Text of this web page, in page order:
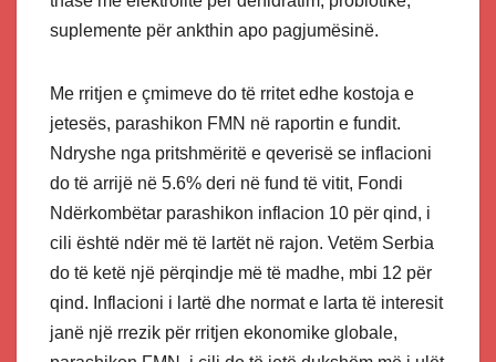
suplemente për ankthin apo pagjumësinë.
Me rritjen e çmimeve do të rritet edhe kostoja e
jetesës, parashikon FMN në raportin e fundit.
Ndryshe nga pritshmëritë e qeverisë se inflacioni
do të arrijë në 5.6% deri në fund të vitit, Fondi
Ndërkombëtar parashikon inflacion 10 për qind, i
cili është ndër më të lartët në rajon. Vetëm Serbia
do të ketë një përqindje më të madhe, mbi 12 për
qind. Inflacioni i lartë dhe normat e larta të interesit
janë një rrezik për rritjen ekonomike globale,